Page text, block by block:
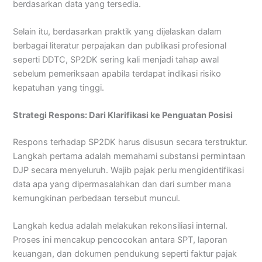
berdasarkan data yang tersedia.
Selain itu, berdasarkan praktik yang dijelaskan dalam
berbagai literatur perpajakan dan publikasi profesional
seperti DDTC, SP2DK sering kali menjadi tahap awal
sebelum pemeriksaan apabila terdapat indikasi risiko
kepatuhan yang tinggi.
Strategi Respons: Dari Klarifikasi ke Penguatan Posisi
Respons terhadap SP2DK harus disusun secara terstruktur.
Langkah pertama adalah memahami substansi permintaan
DJP secara menyeluruh. Wajib pajak perlu mengidentifikasi
data apa yang dipermasalahkan dan dari sumber mana
kemungkinan perbedaan tersebut muncul.
Langkah kedua adalah melakukan rekonsiliasi internal.
Proses ini mencakup pencocokan antara SPT, laporan
keuangan, dan dokumen pendukung seperti faktur pajak